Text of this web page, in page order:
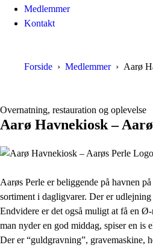
Medlemmer
Kontakt
Forside Medlemmer Aarø
Overnatning, restauration og oplevelse
Aarø Havnekiosk –
Aarøs Perle er beliggende på havnen
sortiment i dagligvarer. Der er
Endvidere er det også muligt at få en
man nyder en god middag, spiser en is
Der er “guldgravning”, gravemaskine,